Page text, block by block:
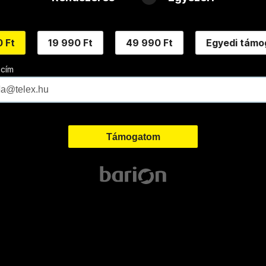
Ft 19 990 Ft 49 990 Ft Egyedi